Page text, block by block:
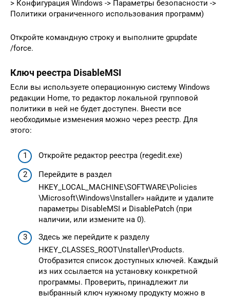
> Конфигурация Windows -> Параметры безопасности ->
Политики ограниченного использования программ)
Откройте командную строку и выполните gpupdate
/force.
Ключ реестра DisableMSI
Если вы используете операционную систему Windows
редакции Home, то редактор локальной групповой
политики в ней не будет доступен. Внести все
необходимые изменения можно через реестр. Для
этого:
Откройте редактор реестра (regedit.exe)
Перейдите в раздел
HKEY_LOCAL_MACHINE\SOFTWARE\Policies
\Microsoft\Windows\Installer» найдите и удалите
параметры DisableMSI и DisablePatch (при
наличии, или измените на 0).
Здесь же перейдите к разделу
HKEY_CLASSES_ROOT\Installer\Products.
Отобразится список доступных ключей. Каждый
из них ссылается на установку конкретной
программы. Проверить, принадлежит ли
выбранный ключ нужному продукту можно в